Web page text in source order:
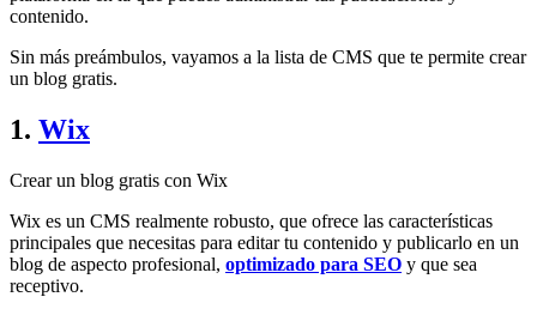
contenido.
Sin más preámbulos, vayamos a la lista de CMS que te permite crear
un blog gratis.
1. Wix
Crear un blog gratis con Wix
Wix es un CMS realmente robusto, que ofrece las características
principales que necesitas para editar tu contenido y publicarlo en un
blog de aspecto profesional, optimizado para SEO y que sea
receptivo.